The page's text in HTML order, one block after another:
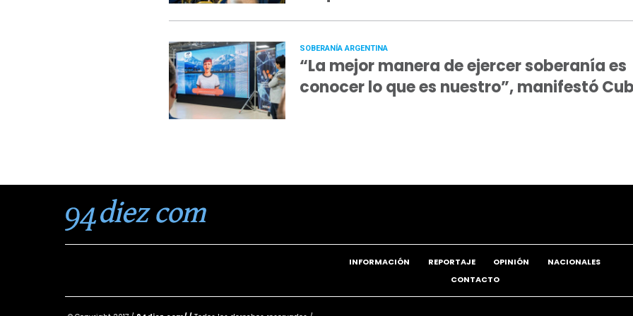
SOBERANÍA ARGENTINA
“La mejor manera de ejercer soberanía es
conocer lo que es nuestro”, manifestó
INFORMACIÓN REPORTAJE OPINIÓN
NACIONALES
CONTACTO